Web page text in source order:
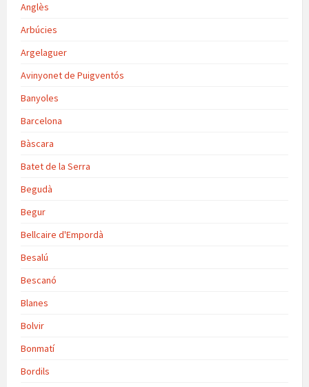
Anglès
Arbúcies
Argelaguer
Avinyonet de Puigventós
Banyoles
Barcelona
Bàscara
Batet de la Serra
Begudà
Begur
Bellcaire d'Empordà
Besalú
Bescanó
Blanes
Bolvir
Bonmatí
Bordils